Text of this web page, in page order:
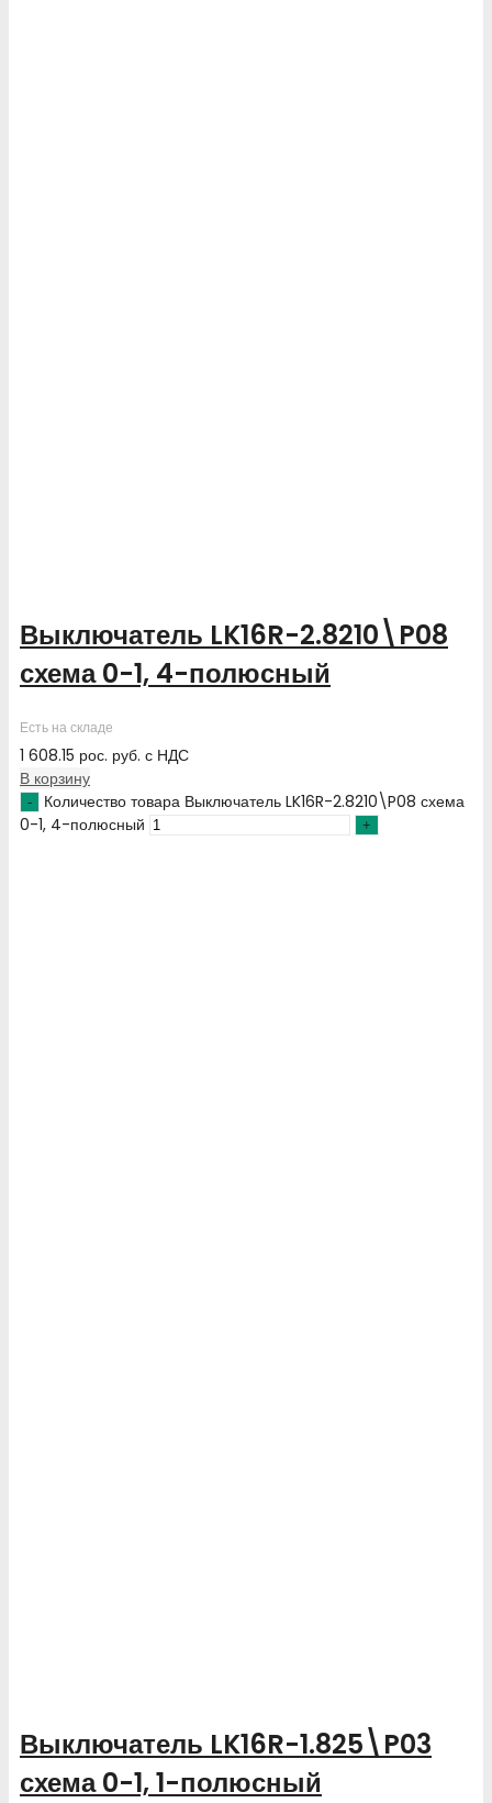
Выключатель LK16R-2.8210\P08
схема 0-1, 4-полюсный
Есть на складе
1 608.15 рос. руб. с НДС
В корзину
Количество товара Выключатель LK16R-2.8210\P08 схема
0-1, 4-полюсный
Выключатель LK16R-1.825\P03
схема 0-1, 1-полюсный